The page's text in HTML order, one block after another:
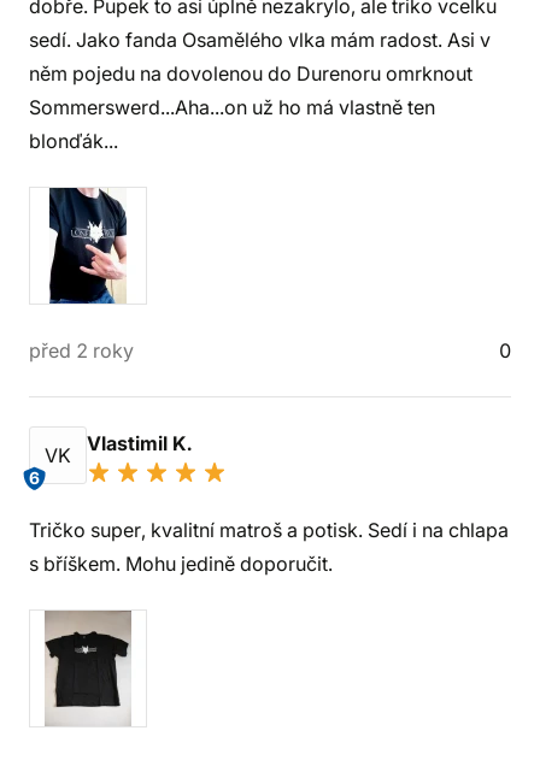
dobře. Pupek to asi úplně nezakrylo, ale triko vcelku
sedí. Jako fanda Osamělého vlka mám radost. Asi v
něm pojedu na dovolenou do Durenoru omrknout
Sommerswerd...Aha...on už ho má vlastně ten
blonďák...
před 2 roky 0
VK
6
Vlastimil K.
Tričko super, kvalitní matroš a potisk. Sedí i na chlapa
s bříškem. Mohu jedině doporučit.